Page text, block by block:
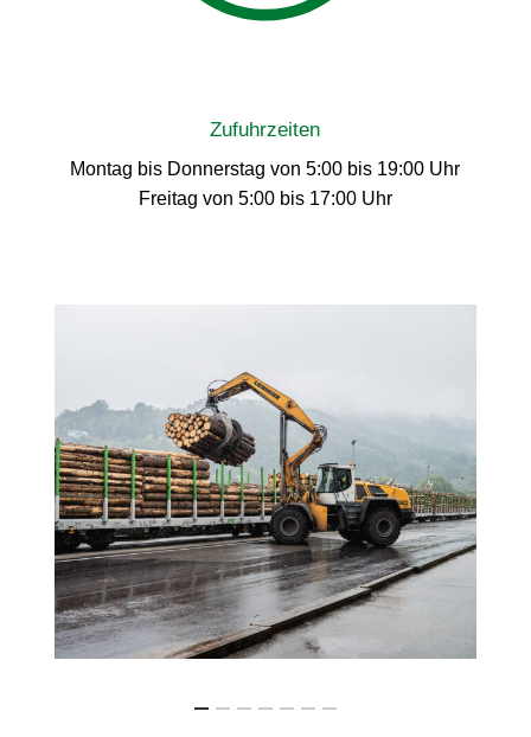
Zufuhrzeiten
Montag bis Donnerstag von 5:00 bis 19:00 Uhr
Freitag von 5:00 bis 17:00 Uhr